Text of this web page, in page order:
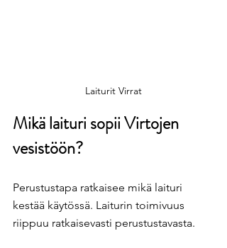
Laiturit Virrat
Mikä laituri sopii Virtojen
vesistöön?
Perustustapa ratkaisee mikä laituri
kestää käytössä. Laiturin toimivuus
riippuu ratkaisevasti perustustavasta.